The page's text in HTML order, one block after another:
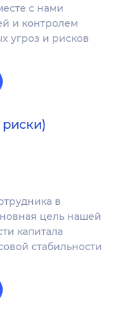
с нами
и контролем
угроз и рисков
в
цель нашей
капитала
стабильности